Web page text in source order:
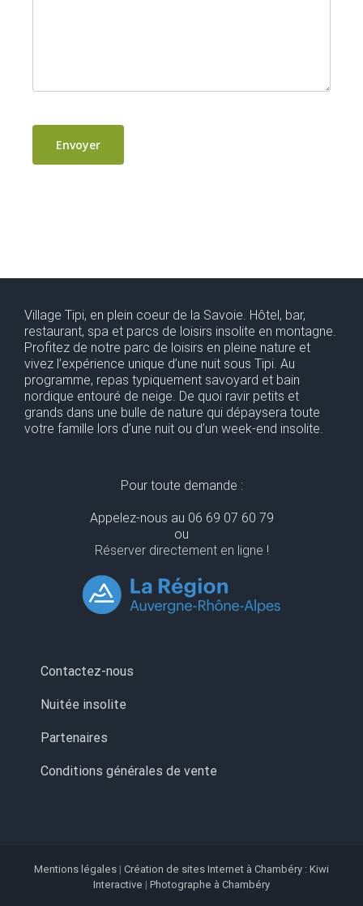
Village Tipi, en plein coeur de la Savoie. Hôtel, bar,
restaurant, spa et parcs de loisirs insolite en montagne.
Profitez de notre parc de loisirs en pleine nature et
vivez l’expérience unique d’une nuit sous Tipi. Au
programme, repas typiquement savoyard et bain
nordique entouré de neige. De quoi ravir petits et
grands dans une bulle de nature qui dépaysera toute
votre famille lors d’une nuit ou d’un week-end insolite.
Pour toute demande :
Appelez-nous au 06 69 07 60 79
ou
Réserver directement en ligne !
Contactez-nous
Nuitée insolite
Partenaires
Conditions générales de vente
Mentions légales | Création de sites Internet à Chambéry : Kiwi
Interactive | Photographe à Chambéry